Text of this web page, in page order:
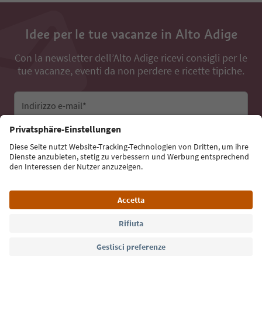
Idee per le tue vacanze in Alto Adige
Con la newsletter dell’Alto Adige ricevi consigli per le
tue vacanze, eventi da non perdere e ricette tipiche.
Indirizzo e-mail*
Iscriviti alla newsletter